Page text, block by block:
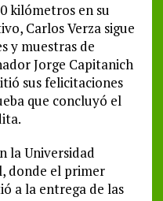
kilómetros en su
Carlos Verza sigue
y muestras de
Jorge Capitanich
sus felicitaciones
que concluyó el
la Universidad
donde el primer
a la entrega de las